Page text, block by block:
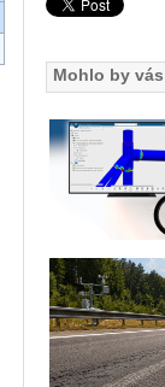
Mohlo by